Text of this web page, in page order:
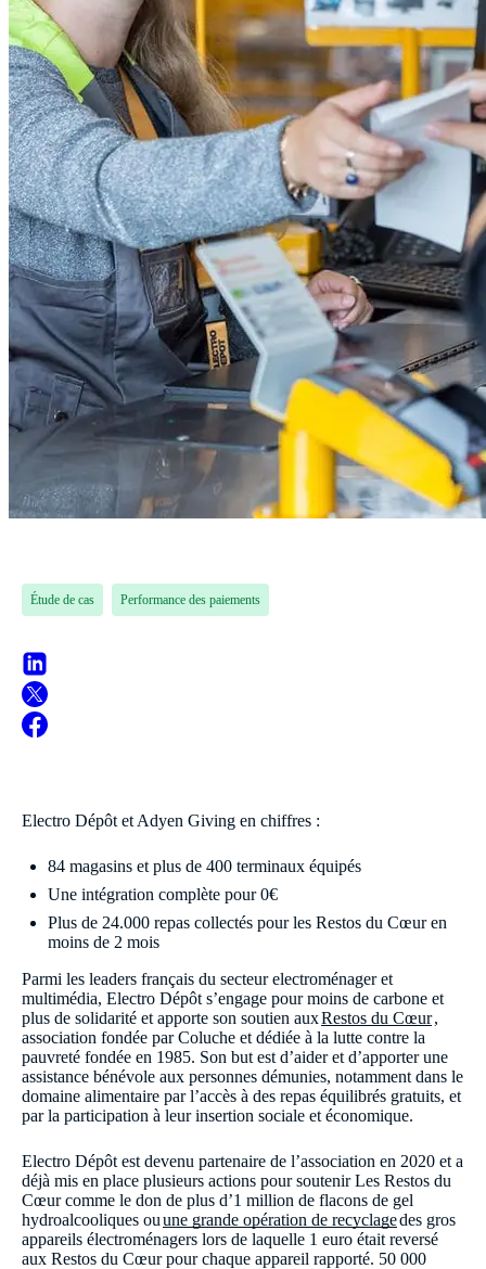
Étude de cas Performance des paiements
Electro Dépôt et Adyen Giving en chiffres :
84 magasins et plus de 400 terminaux équipés
Une intégration complète pour 0€
Plus de 24.000 repas collectés pour les Restos du Cœur en
moins de 2 mois
Parmi les leaders français du secteur electroménager et
multimédia, Electro Dépôt s’engage pour moins de carbone et
plus de solidarité et apporte son soutien auxRestos du Cœur,
association fondée par Coluche et dédiée à la lutte contre la
pauvreté fondée en 1985. Son but est d’aider et d’apporter une
assistance bénévole aux personnes démunies, notamment dans le
domaine alimentaire par l’accès à des repas équilibrés gratuits, et
par la participation à leur insertion sociale et économique.
Electro Dépôt est devenu partenaire de l’association en 2020 et a
déjà mis en place plusieurs actions pour soutenir Les Restos du
Cœur comme le don de plus d’1 million de flacons de gel
hydroalcooliques ouune grande opération de recyclagedes gros
appareils électroménagers lors de laquelle 1 euro était reversé
aux Restos du Cœur pour chaque appareil rapporté. 50 000